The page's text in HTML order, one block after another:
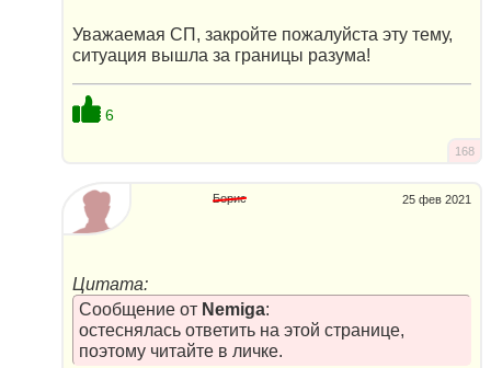
Уважаемая СП, закройте пожалуйста эту тему,
ситуация вышла за границы разума!
6
168
25 фев 2021
Борис
Цитата:
Сообщение от Nemiga:
остеснялась ответить на этой странице,
поэтому читайте в личке.